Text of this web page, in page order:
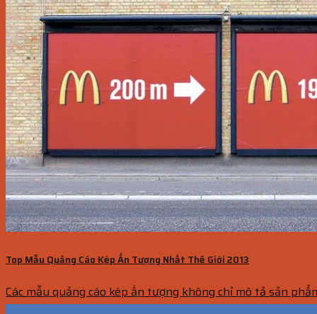
Top Mẫu Quảng Cáo Kép Ấn Tượng Nhất Thê Giới 2013
Các mẫu quảng cáo kép ấn tượng không chỉ mô tả sản